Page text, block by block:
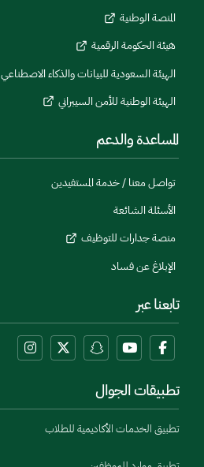
المنصة الوطنية
هيئة الحكومة الرقمية
الهيئة السعودية للبيانات والذكاء الاصطناعي
الهيئة الوطنية للأمن السيبراني
المساعدة والدعم
تواصل معنا / خدمة المستفيدين
الأسئلة الشائعة
منصة جدارات للتوظيف
الإبلاغ عن فساد
تابعنا عبر
تطبيقات الجوال
تطبيق الخدمات الأكاديمية للطلاب